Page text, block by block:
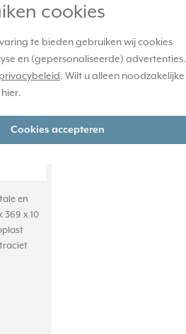
cookies
te bieden gebruiken wij cookies
en (gepersonaliseerde) advertenties.
privacybeleid. Wilt u alleen noodzakelijke
hier.
Cookies accepteren
en
x 10